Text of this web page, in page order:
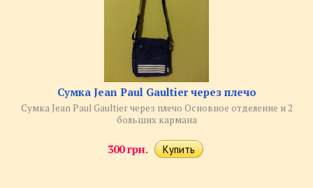
Сумка Jean Paul Gaultier через плечо
Сумка Jean Paul Gaultier через плечо Основное отделение и 2
больших кармана
300 грн.